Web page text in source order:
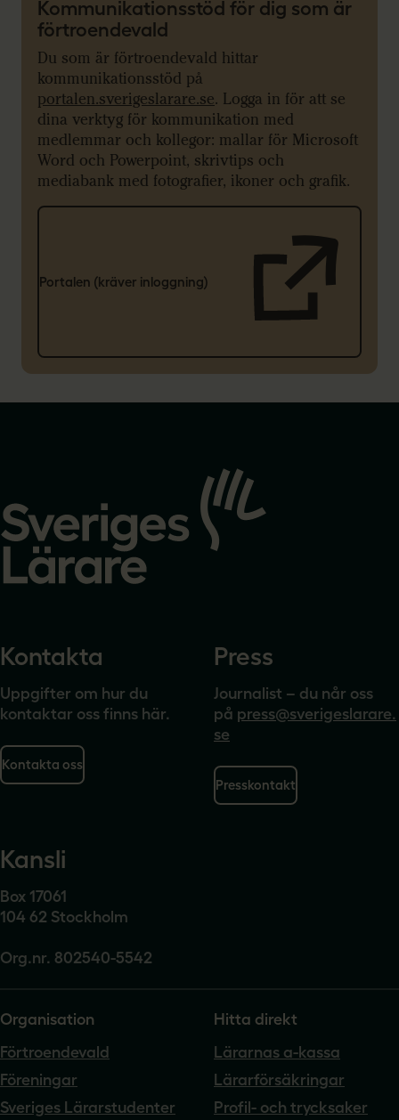
Kommunikationsstöd för dig som är
förtroendevald
Du som är förtroendevald hittar
kommunikationsstöd på
portalen.sverigeslarare.se. Logga in för att se
dina verktyg för kommunikation med
medlemmar och kollegor: mallar för Microsoft
Word och Powerpoint, skrivtips och
mediabank med fotografier, ikoner och grafik.
Portalen (kräver inloggning)
startsidan
Kontakta
Uppgifter om hur du
kontaktar oss finns här.
Kontakta oss
Press
Journalist – du når oss
på press@sverigeslarare.
se
Presskontakt
Kansli
Box 17061
104 62 Stockholm
Org.nr. 802540-5542
Organisation
Förtroendevald
Föreningar
Sveriges Lärarstudenter
Hitta direkt
Lärarnas a-kassa
Lärarförsäkringar
Profil- och trycksaker